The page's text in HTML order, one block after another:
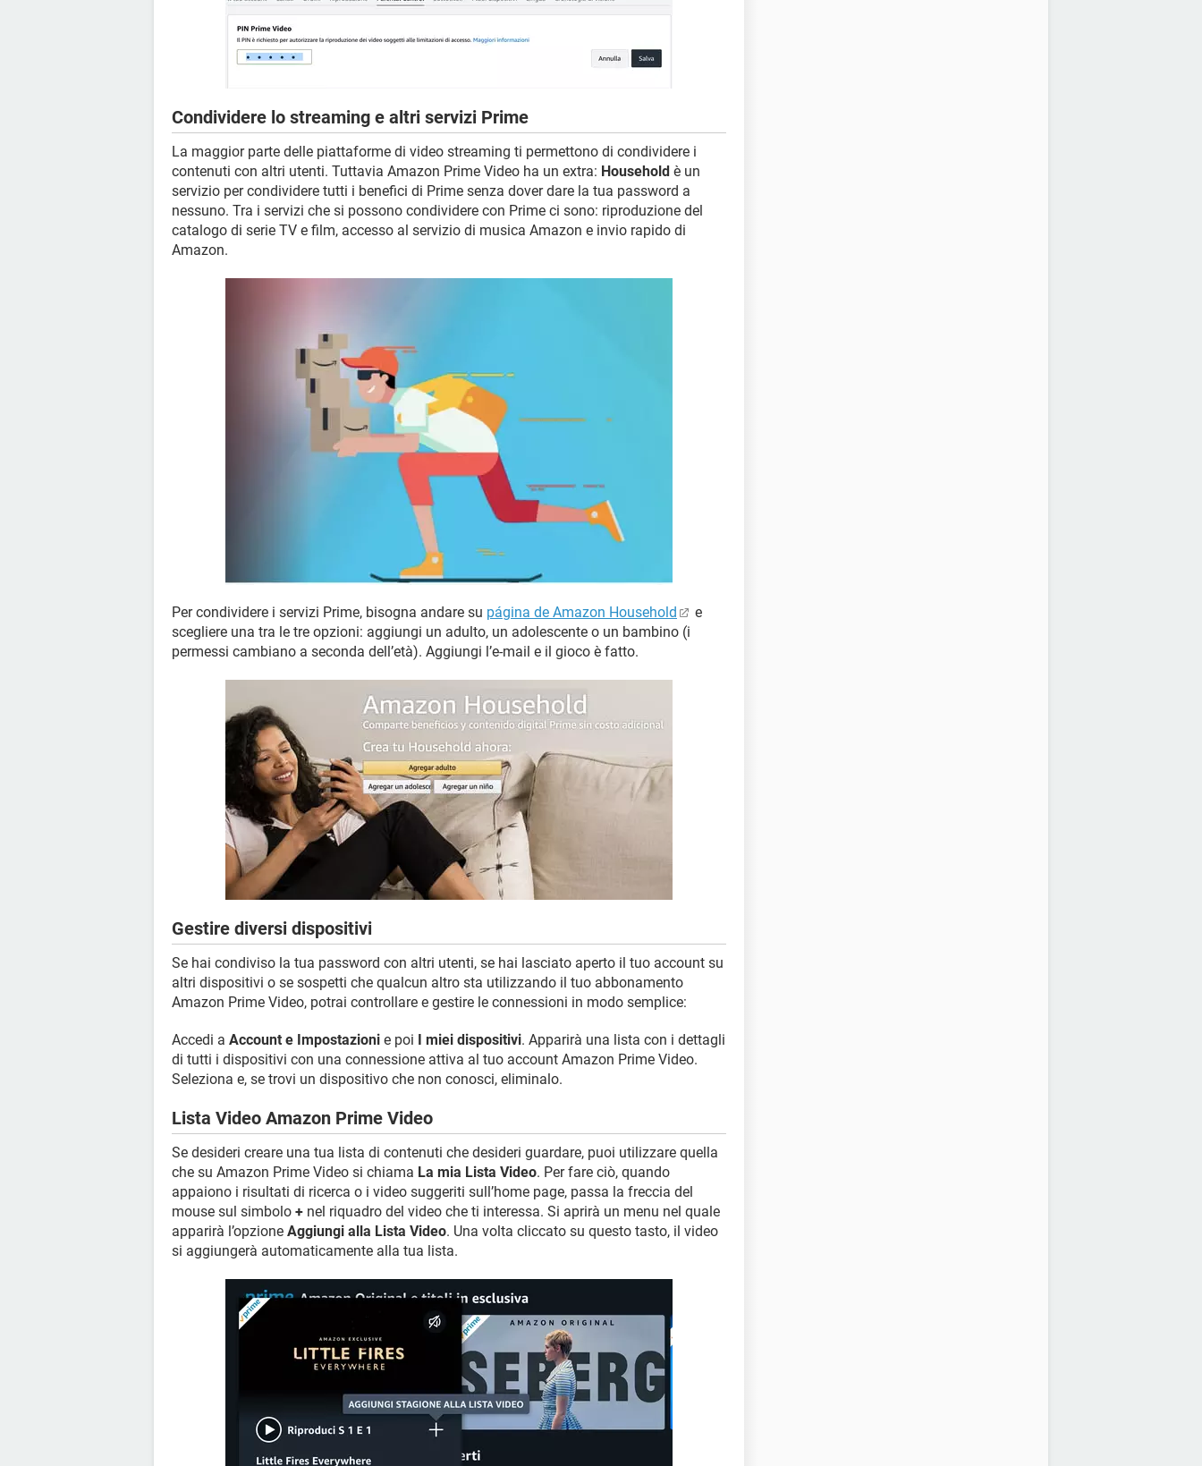
Condividere lo streaming e altri servizi Prime
La maggior parte delle piattaforme di video streaming ti permettono di condividere i
contenuti con altri utenti. Tuttavia Amazon Prime Video ha un extra: Household è un
servizio per condividere tutti i benefici di Prime senza dover dare la tua password a
nessuno. Tra i servizi che si possono condividere con Prime ci sono: riproduzione del
catalogo di serie TV e film, accesso al servizio di musica Amazon e invio rapido di
Amazon.
Per condividere i servizi Prime, bisogna andare su página de Amazon Household
e
scegliere una tra le tre opzioni: aggiungi un adulto, un adolescente o un bambino (i
permessi cambiano a seconda dell’età). Aggiungi l’e-mail e il gioco è fatto.
Gestire diversi dispositivi
Se hai condiviso la tua password con altri utenti, se hai lasciato aperto il tuo account su
altri dispositivi o se sospetti che qualcun altro sta utilizzando il tuo abbonamento
Amazon Prime Video, potrai controllare e gestire le connessioni in modo semplice:
Accedi a Account e Impostazioni e poi I miei dispositivi. Apparirà una lista con i dettagli
di tutti i dispositivi con una connessione attiva al tuo account Amazon Prime Video.
Seleziona e, se trovi un dispositivo che non conosci, eliminalo.
Lista Video Amazon Prime Video
Se desideri creare una tua lista di contenuti che desideri guardare, puoi utilizzare quella
che su Amazon Prime Video si chiama La mia Lista Video. Per fare ciò, quando
appaiono i risultati di ricerca o i video suggeriti sull’home page, passa la freccia del
mouse sul simbolo + nel riquadro del video che ti interessa. Si aprirà un menu nel quale
apparirà l’opzione Aggiungi alla Lista Video. Una volta cliccato su questo tasto, il video
si aggiungerà automaticamente alla tua lista.